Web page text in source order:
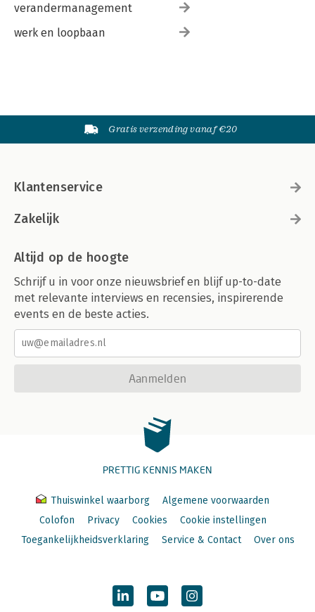
verandermanagement
werk en loopbaan
Gratis verzending vanaf €20
Klantenservice
Zakelijk
Altijd op de hoogte
Schrijf u in voor onze nieuwsbrief en blijf up-to-date
met relevante interviews en recensies, inspirerende
events en de beste acties.
Aanmelden
PRETTIG KENNIS MAKEN
Thuiswinkel waarborg
Algemene voorwaarden
Colofon
Privacy Cookies
Cookie instellingen
Toegankelijkheidsverklaring
Service & Contact Over ons